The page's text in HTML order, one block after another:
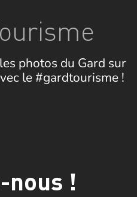
photos du Gard sur
le #gardtourisme !
nous !